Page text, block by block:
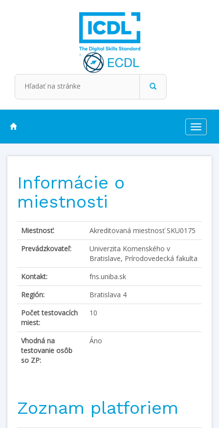
Toggle
Informácie o
miestnosti
Miestnosť:
Akreditovaná miestnosť SKU0175
Prevádzkovateľ:
Univerzita Komenského v
Bratislave, Prírodovedecká fakulta
Kontakt:
fns.uniba.sk
Región:
Bratislava 4
Počet testovacích
miest:
10
Vhodná na
testovanie osôb
so ZP:
Áno
Zoznam platforiem